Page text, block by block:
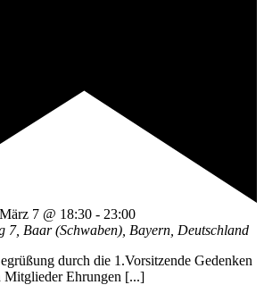
März 7 @ 18:30 - 23:00
7, Baar (Schwaben), Bayern, Deutschland
durch die 1.Vorsitzende Gedenken
Mitglieder Ehrungen [...]